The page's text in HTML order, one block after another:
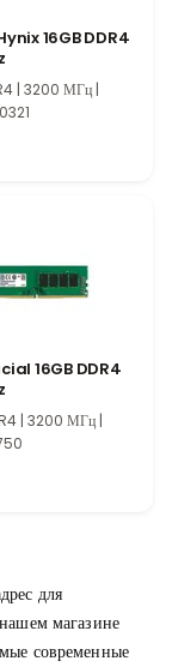
для
высокую
16GB DDR4
| 3200 МГц |
16GB DDR4
| 3200 МГц |
для
магазине
современные